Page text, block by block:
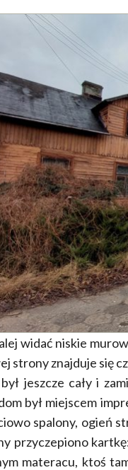
widać niskie
strony znajduje się
jeszcze cały i
był miejscem
spalony, ogień
przyczepiono
materacu, ktoś